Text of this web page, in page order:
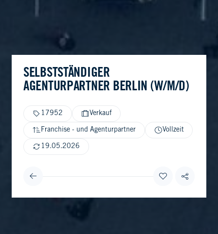
SELBSTSTÄNDIGER
AGENTURPARTNER BERLIN (W/M/D)
17952 Verkauf
Franchise - und Agenturpartner Vollzeit
19.05.2026